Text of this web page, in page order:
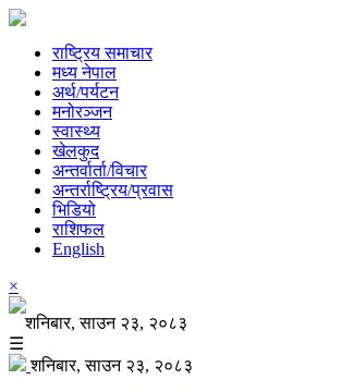
राष्ट्रिय समाचार
मध्य नेपाल
अर्थ/पर्यटन
मनोरञ्जन
स्वास्थ्य
खेलकुद
अन्तर्वार्ता/विचार
अन्तर्राष्ट्रिय/प्रवास
भिडियो
राशिफल
English
×
शनिबार, साउन २३, २०८३
☰
शनिबार, साउन २३, २०८३